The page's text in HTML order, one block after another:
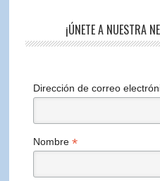
¡ÚNETE A NUESTRA
Dirección de correo
Nombre*